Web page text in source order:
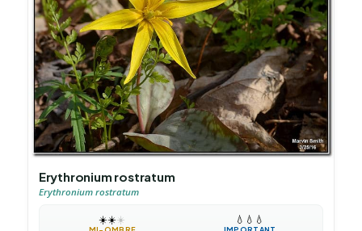
Erythronium rostratum
Erythronium rostratum
☀️☀️☀️ 💧 💧 💧